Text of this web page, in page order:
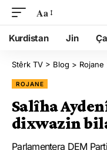
Aa
Kurdistan Jin
Stêrk TV > Blog > Rojane
ROJANE
Salîha
dixwazin
Parlamentera DEM